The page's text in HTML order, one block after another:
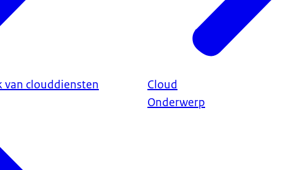
van clouddiensten
Cloud
Onderwerp